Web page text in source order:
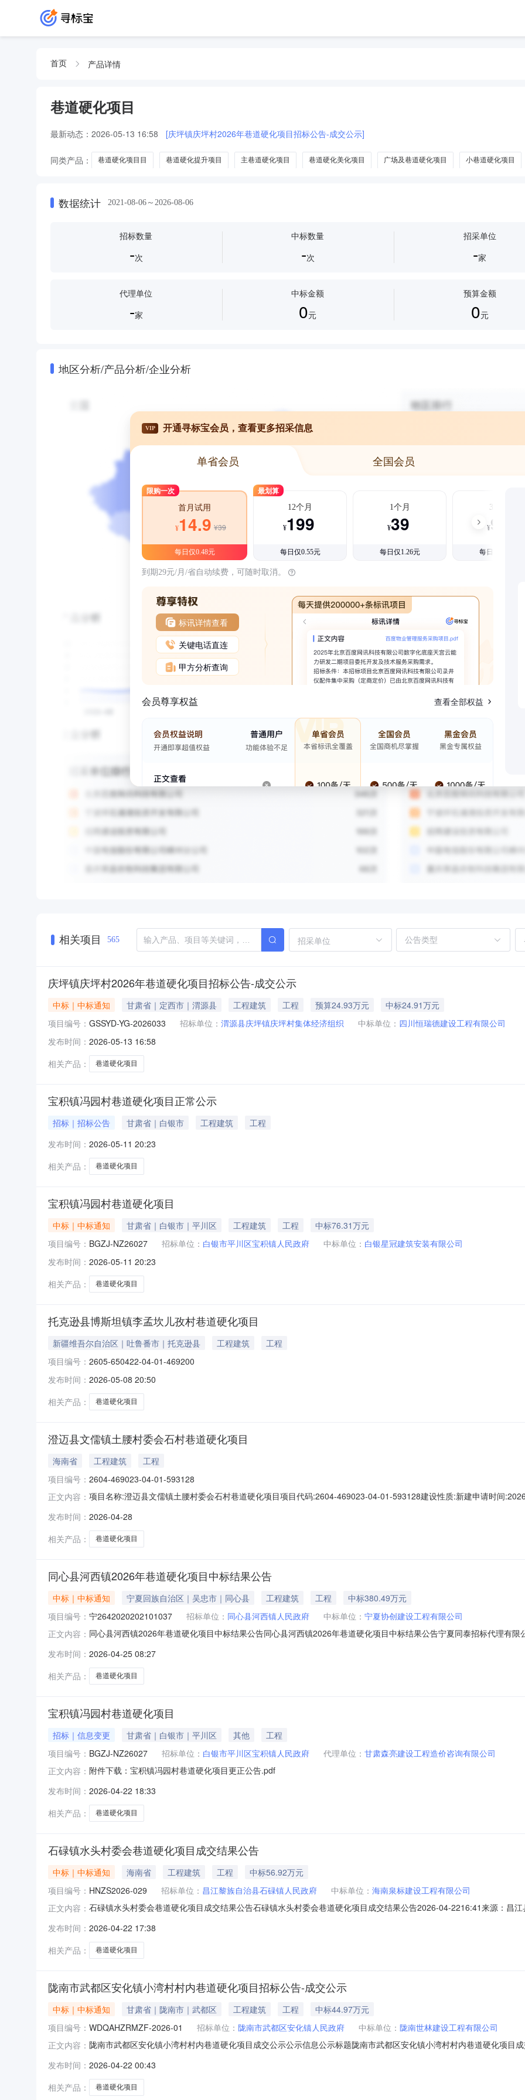
首页 产品详情
巷道硬化项目
最新动态： 2026-05-13 16:58 [庆坪镇庆坪村2026年巷道硬化项目招标公告-成交公示]
同类产品： 巷道硬化项目目 巷道硬化提升项目 主巷道硬化项目 巷道硬化美化项目 广场及巷道硬化项目 小巷道硬化项目
数据统计 2021-08-06～2026-08-06
招标数量
-次
中标数量
-次
招采单位
-家
代理单位
-家
中标金额
0元
预算金额
0元
地区分析/产品分析/企业分析
VIP 开通寻标宝会员，查看更多招采信息
单省会员 全国会员
限购一次
首月试用
¥14.9 ¥39
每日仅0.48元
最划算
12个月
¥199
每日仅0.55元
1个月
¥39
每日仅1.26元
3个月
¥99
每日仅1.08元
到期29元/月/省自动续费，可随时取消。
标讯详情查看
关键电话直连
甲方分析查询
会员尊享权益 查看全部权益
相关项目 565 招采单位
庆坪镇庆坪村2026年巷道硬化项目招标公告-成交公示
中标｜中标通知 甘肃省｜定西市｜渭源县 工程建筑 工程 预算24.93万元
中标24.91万元
项目编号： GSSYD-YG-2026033 招标单位： 渭源县庆坪镇庆坪村集体经济组织 中标单位： 四川恒瑞德建设工程有限公司
发布时间： 2026-05-13 16:58
相关产品：
巷道硬化项目
宝积镇冯园村巷道硬化项目正常公示
招标｜招标公告 甘肃省｜白银市 工程建筑
工程
发布时间： 2026-05-11 20:23
相关产品：
巷道硬化项目
宝积镇冯园村巷道硬化项目
中标｜中标通知 甘肃省｜白银市｜平川区 工程建筑 工程
中标76.31万元
项目编号： BGZJ-NZ26027 招标单位： 白银市平川区宝积镇人民政府 中标单位： 白银星冠建筑安装有限公司
发布时间： 2026-05-11 20:23
相关产品：
巷道硬化项目
托克逊县博斯坦镇李孟坎儿孜村巷道硬化项目
新疆维吾尔自治区｜吐鲁番市｜托克逊县 工程建筑
工程
项目编号： 2605-650422-04-01-469200
发布时间： 2026-05-08 20:50
相关产品：
巷道硬化项目
澄迈县文儒镇土腰村委会石村巷道硬化项目
海南省 工程建筑
工程
项目编号： 2604-469023-04-01-593128
正文内容： 项目名称:澄迈县文儒镇土腰村委会石村巷道硬化项目项目代码:2604-469023-04-01-593128建设性质:新建申请时间
发布时间： 2026-04-28
相关产品：
巷道硬化项目
同心县河西镇2026年巷道硬化项目中标结果公告
中标｜中标通知 宁夏回族自治区｜吴忠市｜同心县 工程建筑 工程
中标380.49万元
项目编号： 宁2642020202101037 招标单位： 同心县河西镇人民政府 中标单位： 宁夏协创建设工程有限公司
正文内容： 同心县河西镇2026年巷道硬化项目中标结果公告同心县河西镇2026年巷道硬化项目中标结果公告宁夏同泰招标代理有
一中标候选人为中标人。现将中标结果公示如下：一、中标内容：中标单位：宁夏协创建设工程有限公司中标价格：叁
发布时间： 2026-04-25 08:27
相关产品：
巷道硬化项目
宝积镇冯园村巷道硬化项目
招标｜信息变更 甘肃省｜白银市｜平川区 其他
工程
项目编号： BGZJ-NZ26027 招标单位： 白银市平川区宝积镇人民政府 代理单位： 甘肃森亮建设工程造价咨询有限公司
正文内容： 附件下载：宝积镇冯园村巷道硬化项目更正公告.pdf
发布时间： 2026-04-22 18:33
相关产品：
巷道硬化项目
石碌镇水头村委会巷道硬化项目成交结果公告
中标｜中标通知 海南省 工程建筑 工程
中标56.92万元
项目编号： HNZS2026-029 招标单位： 昌江黎族自治县石碌镇人民政府 中标单位： 海南泉标建设工程有限公司
正文内容： 石碌镇水头村委会巷道硬化项目成交结果公告石碌镇水头村委会巷道硬化项目成交结果公告2026-04-2216:41来源：昌
地址：海南省东方市永安东路公务员小区一期B栋2层D号房中标（成交）金额：56.923809万元四、主要标的信息工程
施工工期：合
发布时间： 2026-04-22 17:38
相关产品：
巷道硬化项目
陇南市武都区安化镇小湾村村内巷道硬化项目招标公告-成交公示
中标｜中标通知 甘肃省｜陇南市｜武都区 工程建筑 工程
中标44.97万元
项目编号： WDQAHZRMZF-2026-01 招标单位： 陇南市武都区安化镇人民政府 中标单位： 陇南世林建设工程有限公司
正文内容： 陇南市武都区安化镇小湾村村内巷道硬化项目成交公示公示信息公示标题陇南市武都区安化镇小湾村村内巷道硬化项目
硬化项目001WDQAHZRMZF-2026-01工程-施工450470.0(元)陇南世林建设工程有限公司449650.0(元)公示内容陇南市
发布时间： 2026-04-22 00:43
相关产品：
巷道硬化项目